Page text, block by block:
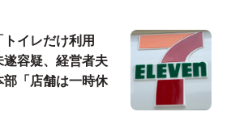
イレだけ利用
容疑、経営者夫
「店舗は一時休